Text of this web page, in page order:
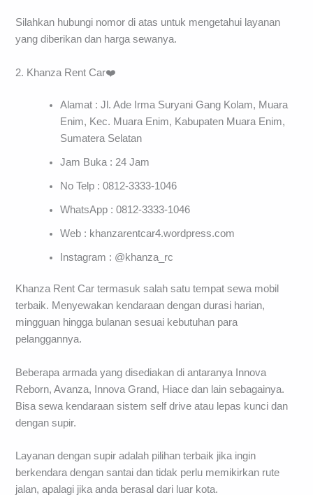
Silahkan hubungi nomor di atas untuk mengetahui layanan
yang diberikan dan harga sewanya.
2. Khanza Rent Car❤️
Alamat : Jl. Ade Irma Suryani Gang Kolam, Muara
Enim, Kec. Muara Enim, Kabupaten Muara Enim,
Sumatera Selatan
Jam Buka : 24 Jam
No Telp : 0812-3333-1046
WhatsApp : 0812-3333-1046
Web : khanzarentcar4.wordpress.com
Instagram : @khanza_rc
Khanza Rent Car termasuk salah satu tempat sewa mobil
terbaik. Menyewakan kendaraan dengan durasi harian,
mingguan hingga bulanan sesuai kebutuhan para
pelanggannya.
Beberapa armada yang disediakan di antaranya Innova
Reborn, Avanza, Innova Grand, Hiace dan lain sebagainya.
Bisa sewa kendaraan sistem self drive atau lepas kunci dan
dengan supir.
Layanan dengan supir adalah pilihan terbaik jika ingin
berkendara dengan santai dan tidak perlu memikirkan rute
jalan, apalagi jika anda berasal dari luar kota.